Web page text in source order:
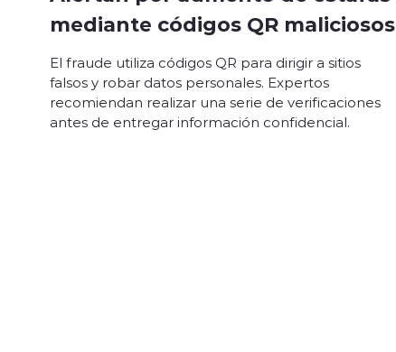
mediante códigos QR maliciosos
El fraude utiliza códigos QR para dirigir a sitios
falsos y robar datos personales. Expertos
recomiendan realizar una serie de verificaciones
antes de entregar información confidencial.